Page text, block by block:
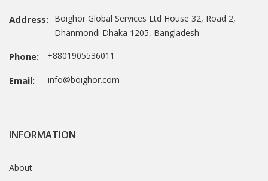
Address: Boighor Global Services Ltd House 32, Road 2,
Dhanmondi Dhaka 1205, Bangladesh
Phone: +8801905536011
Email: info@boighor.com
INFORMATION
About